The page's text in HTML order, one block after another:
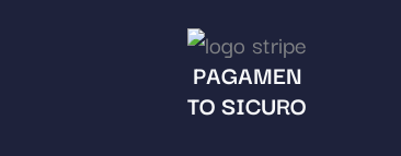
PAGAMEN
TO SICURO